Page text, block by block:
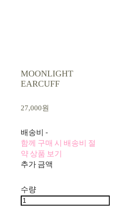
MOONLIGHT
EARCUFF
27,000원
배송비 -
함께 구매 시 배송비 절
약 상품 보기
추가 금액
수량